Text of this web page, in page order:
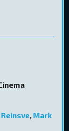
, Mark